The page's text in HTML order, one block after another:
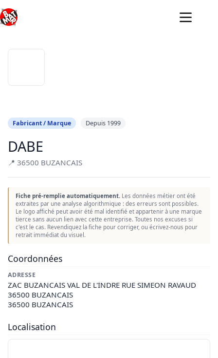
au
contenu
Fabricant / Marque Depuis 1999
DABE
📍 36500 BUZANCAIS
Fiche pré-remplie automatiquement. Les données métier ont été
extraites par une analyse algorithmique : des erreurs sont possibles.
Le logo affiché peut avoir été mal identifié et appartenir à une marque
tierce sans aucun lien avec cette entreprise. Toutes nos excuses si
c'est le cas. Revendiquez la fiche pour corriger, ou écrivez-nous pour
retrait immédiat du visuel.
Coordonnées
ADRESSE
ZAC BUZANCAIS VAL DE L'INDRE RUE SIMEON RAVAUD
36500 BUZANCAIS
36500 BUZANCAIS
Localisation